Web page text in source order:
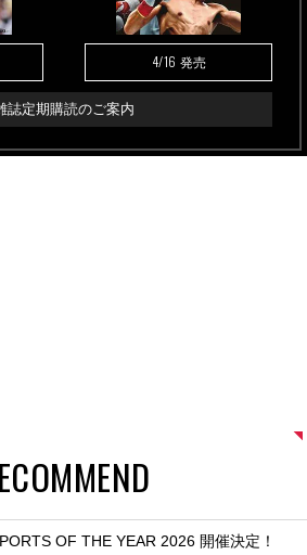
4/16 発売
誌定期購読のご案内
OF THE YEAR 2026 開催決定！